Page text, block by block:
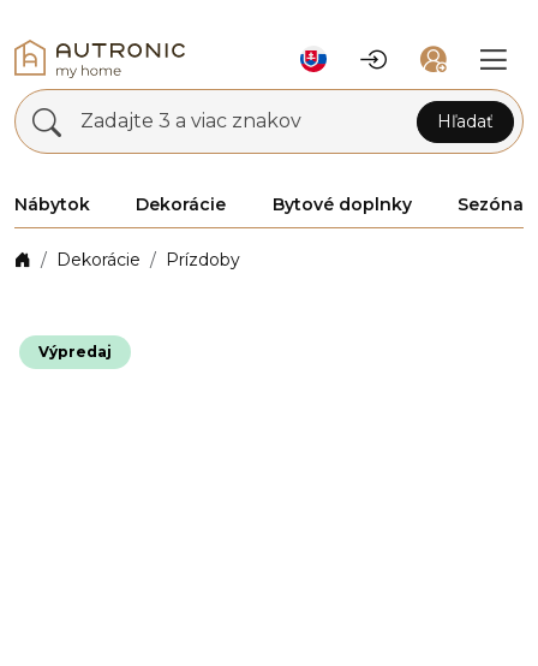
Zadajte 3 a viac znakov Hľadať
Nábytok Dekorácie Bytové doplnky Sezóna
Dekorácie Prízdoby
Výpredaj